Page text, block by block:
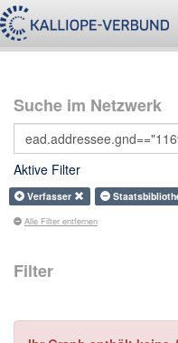
Suche im Netzwerk
Aktive Filter
Verfasser
Alle Filter entfernen
Filter